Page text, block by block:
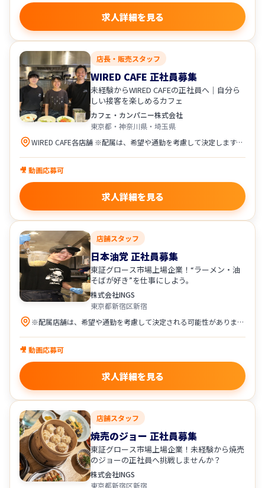
求人詳細を見る
店長・販売スタッフ
WIRED CAFE 正社員募集
未経験からWIRED CAFEの正社員へ｜自分ら
しい接客を楽しめるカフェ
カフェ・カンパニー株式会社
東京都・神奈川県・埼玉県
WIRED CAFE各店舗 ※配属は、希望や通勤を考慮して決定します。 東京都 ・WIRED CAFE ルミネエスト新宿店 ・WIRED CAFE アトレ上野店 ・WIRED CAFE ルミネ立川店 神奈川県 ・WIRED CAFE 横浜相鉄ジョイナス店 ・WIRED CAFE 武蔵小杉東急スクエア店 ・WIRED CAFE アトレ川崎店 埼玉県 ・WIRED CAFE ルミネ大宮店
🎥 動画応募可
求人詳細を見る
店舗スタッフ
日本油党 正社員募集
東証グロース市場上場企業！“ラーメン・油
そばが好き”を仕事にしよう。
株式会社INGS
東京都新宿区新宿
※配属店舗は、希望や通勤を考慮して決定される可能性があります。
🎥 動画応募可
求人詳細を見る
店舗スタッフ
焼売のジョー 正社員募集
東証グロース市場上場企業！未経験から焼売
のジョーの正社員へ挑戦しませんか？
株式会社INGS
東京都新宿区新宿